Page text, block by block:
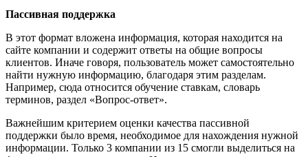
Пассивная поддержка
В этот формат вложена информация, которая находится на
сайте компании и содержит ответы на общие вопросы
клиентов. Иначе говоря, пользователь может самостоятельно
найти нужную информацию, благодаря этим разделам.
Например, сюда относится обучение ставкам, словарь
терминов, раздел «Вопрос-ответ».
Важнейшим критерием оценки качества пассивной
поддержки было время, необходимое для нахождения нужной
информации. Только 3 компании из 15 смогли выделиться на